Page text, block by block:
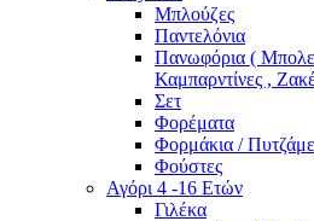
Μπλούζες
Παντελόνια
Πανωφόρια (
Καμπαρντίνες ,
Σετ
Φορέματα
Φορμάκια /
Φούστες
Αγόρι 4 -16 Ετών
Γιλέκα